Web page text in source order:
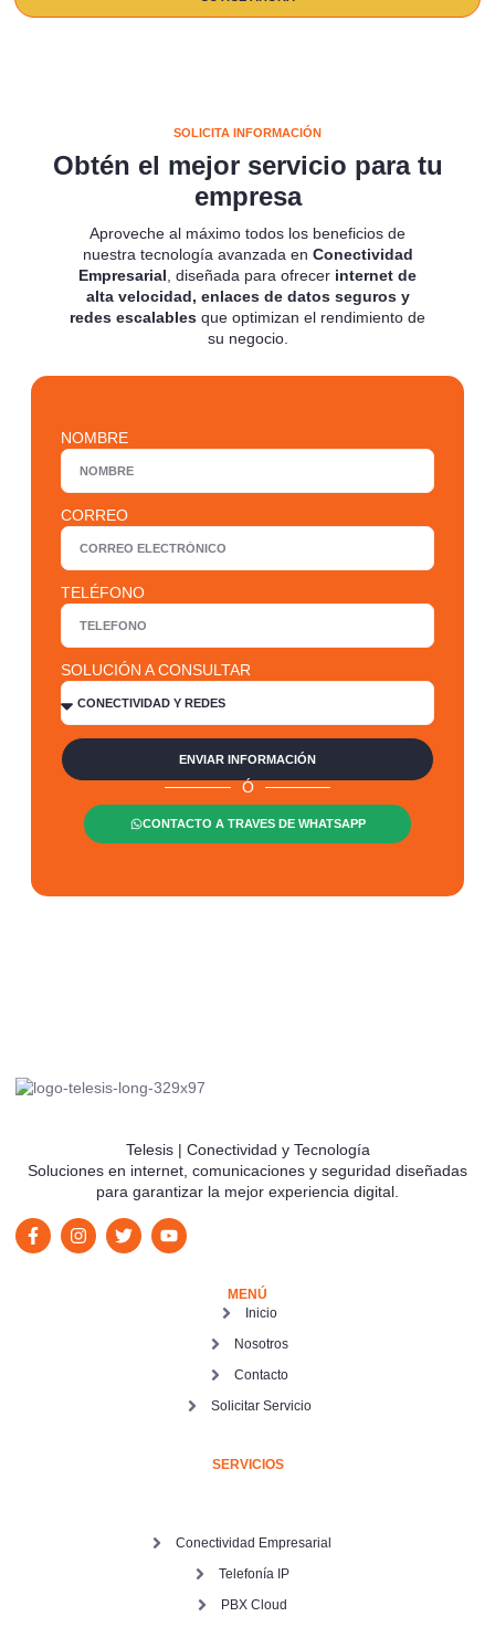
SOLICITA INFORMACIÓN
Obtén el mejor servicio para tu
empresa
Aproveche al máximo todos los beneficios de
nuestra tecnología avanzada en Conectividad
Empresarial , diseñada para ofrecer internet de
alta velocidad, enlaces de datos seguros y
redes escalables que optimizan el rendimiento de
su negocio.
NOMBRE
CORREO
TELÉFONO
SOLUCIÓN A CONSULTAR
ENVIAR INFORMACIÓN
Ó
CONTACTO A TRAVES DE WHATSAPP
Telesis | Conectividad y Tecnología
Soluciones en internet, comunicaciones y seguridad diseñadas
para garantizar la mejor experiencia digital.
MENÚ
Inicio
Nosotros
Contacto
Solicitar Servicio
SERVICIOS
Conectividad Empresarial
Telefonía IP
PBX Cloud